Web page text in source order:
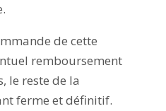
de cette
remboursement
le reste de la
ferme et définitif.